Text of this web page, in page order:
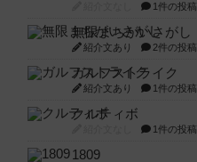
1件の投稿
無限まちがいさがし
紹介文あり 2件の投稿
ガルフストライク
紹介文あり 1件の投稿
クルティボ
1件の投稿
1809